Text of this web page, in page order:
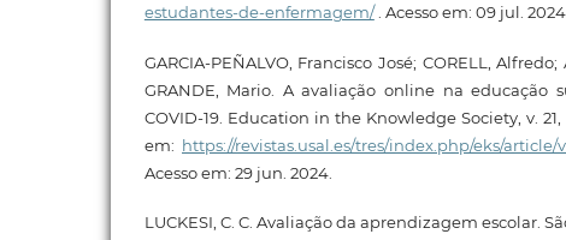
estudantes-de-enfermagem/. Acesso em: 09 jul. 2024.
GARCIA-PEÑALVO, Francisco José; CORELL, Alfredo;
GRANDE, Mario. A avaliação online na educação
COVID-19. Education in the Knowledge Society, v. 21,
em: https://revistas.usal.es/tres/index.php/eks/article/
Acesso em: 29 jun. 2024.
LUCKESI, C. C. Avaliação da aprendizagem escolar.